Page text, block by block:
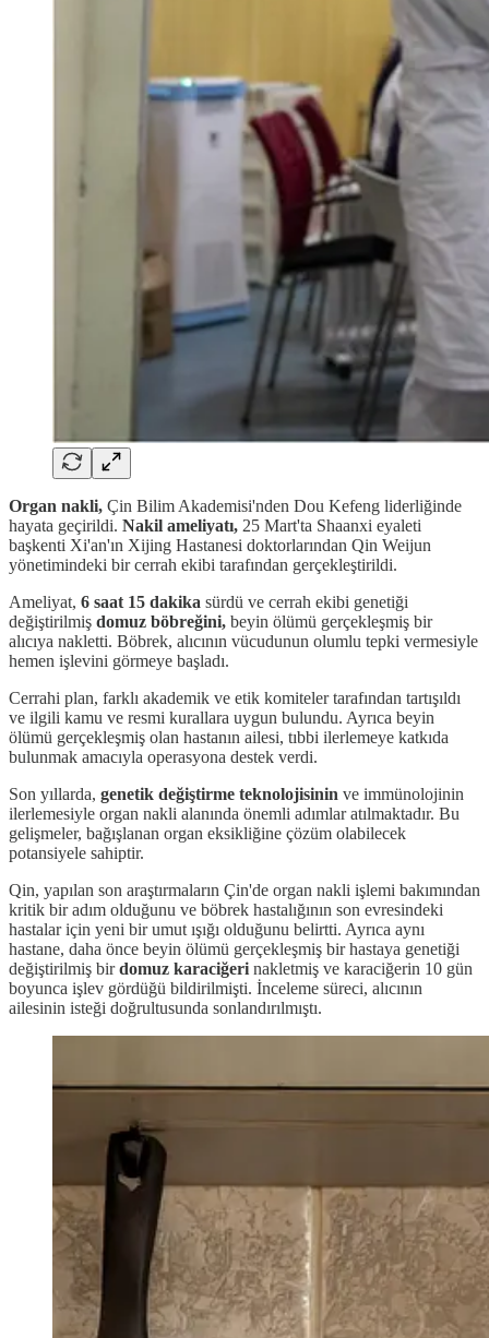
Organ nakli, Çin Bilim Akademisi'nden Dou Kefeng liderliğinde
hayata geçirildi. Nakil ameliyatı, 25 Mart'ta Shaanxi eyaleti
başkenti Xi'an'ın Xijing Hastanesi doktorlarından Qin Weijun
yönetimindeki bir cerrah ekibi tarafından gerçekleştirildi.
Ameliyat, 6 saat 15 dakika sürdü ve cerrah ekibi genetiği
değiştirilmiş domuz böbreğini, beyin ölümü gerçekleşmiş bir
alıcıya nakletti. Böbrek, alıcının vücudunun olumlu tepki vermesiyle
hemen işlevini görmeye başladı.
Cerrahi plan, farklı akademik ve etik komiteler tarafından tartışıldı
ve ilgili kamu ve resmi kurallara uygun bulundu. Ayrıca beyin
ölümü gerçekleşmiş olan hastanın ailesi, tıbbi ilerlemeye katkıda
bulunmak amacıyla operasyona destek verdi.
Son yıllarda, genetik değiştirme teknolojisinin ve immünolojinin
ilerlemesiyle organ nakli alanında önemli adımlar atılmaktadır. Bu
gelişmeler, bağışlanan organ eksikliğine çözüm olabilecek
potansiyele sahiptir.
Qin, yapılan son araştırmaların Çin'de organ nakli işlemi bakımından
kritik bir adım olduğunu ve böbrek hastalığının son evresindeki
hastalar için yeni bir umut ışığı olduğunu belirtti. Ayrıca aynı
hastane, daha önce beyin ölümü gerçekleşmiş bir hastaya genetiği
değiştirilmiş birdomuz karaciğeri nakletmiş ve karaciğerin 10 gün
boyunca işlev gördüğü bildirilmişti. İnceleme süreci, alıcının
ailesinin isteği doğrultusunda sonlandırılmıştı.